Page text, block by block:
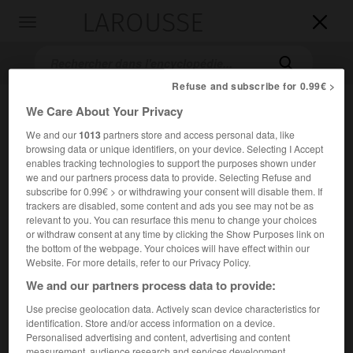


Accueil>Encyclopédie [oeuvre]>le Mariage du ciel et de lenfer
le Mariage du ciel et de l'enfer
Pamphlet deWilliam Blake(1790).
Ce texte reprend les grandes idées du poète et graveur
Refuse and subscribe for 0.99€ >
We Care About Your Privacy
We and our1013partners store and access personal data, like
browsing data or unique identifiers, on your device. Selecting I Accept
enables tracking technologies to support the purposes shown under
we and our partners process data to provide. Selecting Refuse and
subscribe for 0.99€ > or withdrawing your consent will disable them. If
trackers are disabled, some content and ads you see may not be as
relevant to you. You can resurface this menu to change your choices
or withdraw consent at any time by clicking the Show Purposes link on
the bottom of the webpage. Your choices will have effect within our
Website. For more details, refer to our Privacy Policy.
We and our partners process data to provide:
Use precise geolocation data. Actively scan device characteristics for
identification. Store and/or access information on a device.
Personalised advertising and content, advertising and content